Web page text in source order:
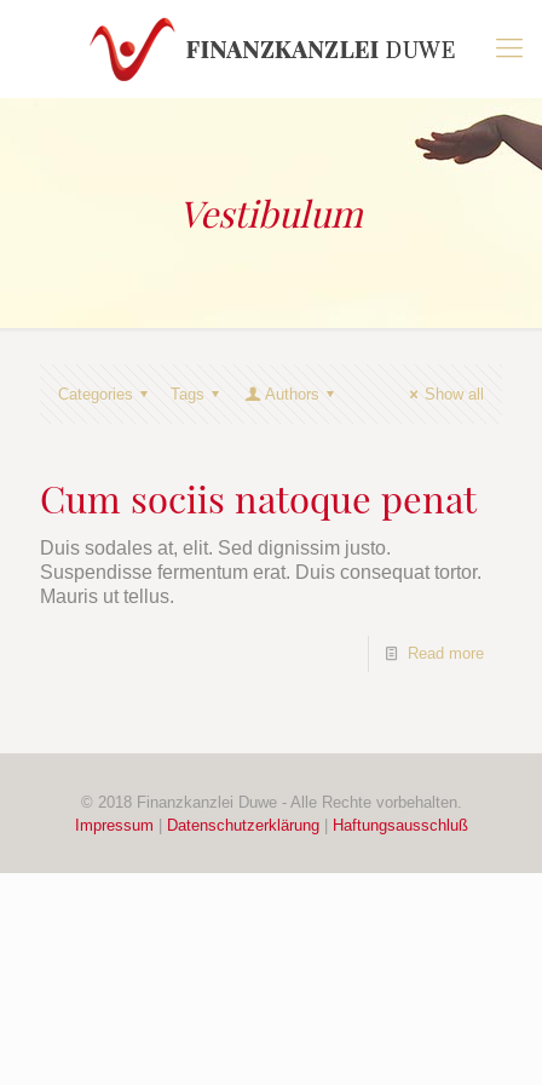
Vestibulum
Categories Tags Authors Show all
Cum sociis natoque penat
Duis sodales at, elit. Sed dignissim justo.
Suspendisse fermentum erat. Duis consequat tortor.
Mauris ut tellus.
Read more
© 2018 Finanzkanzlei Duwe - Alle Rechte vorbehalten.
Impressum
Datenschutzerklärung| Haftungsausschluß